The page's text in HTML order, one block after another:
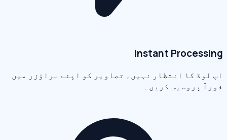
Instant Processing
اپ لوڈ کا انتظار نہیں۔ تصاویر کو اپنے براؤزر میں
فوراً پروسیس کریں۔